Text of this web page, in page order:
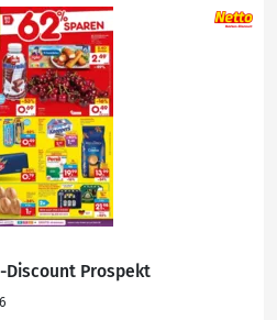
Prospekt